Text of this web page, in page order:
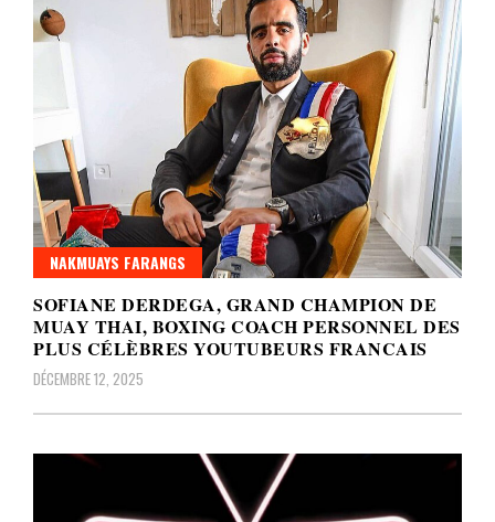
NAKMUAYS FARANGS
SOFIANE DERDEGA, GRAND CHAMPION DE
MUAY THAI, BOXING COACH PERSONNEL DES
PLUS CÉLÈBRES YOUTUBEURS FRANCAIS
DÉCEMBRE 12, 2025